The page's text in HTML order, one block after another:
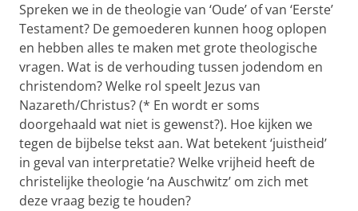
Spreken we in de theologie van ‘Oude’ of van ‘Eerste’
Testament? De gemoederen kunnen hoog oplopen
en hebben alles te maken met grote theologische
vragen. Wat is de verhouding tussen jodendom en
christendom? Welke rol speelt Jezus van
Nazareth/Christus? (* En wordt er soms
doorgehaald wat niet is gewenst?). Hoe kijken we
tegen de bijbelse tekst aan. Wat betekent ‘juistheid’
in geval van interpretatie? Welke vrijheid heeft de
christelijke theologie ‘na Auschwitz’ om zich met
deze vraag bezig te houden?